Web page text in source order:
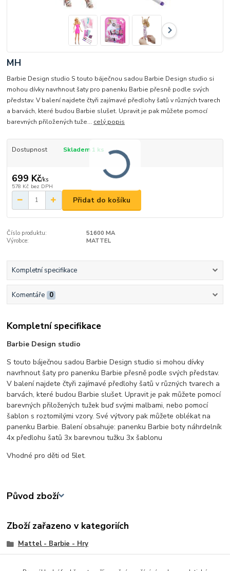
MH
Barbie Design studio S touto báječnou sadou Barbie Design studio si
mohou dívky navrhnout šaty pro panenku Barbie přesně podle svých
představ. V balení najdete čtyři zajímavé předlohy šatů v různých tvarech
a barvách, které budou Barbie slušet. Upravit je pak můžete pomocí
barevných přiložených tuže... celý popis
Dostupnost Skladem 1 ks
699 Kč/ks
578 Kč bez DPH
Přidat do košíku
Číslo produktu:
51600 MA
Výrobce:
MATTEL
Kompletní specifikace
Komentáře 0
Kompletní specifikace
Barbie Design studio
S touto báječnou sadou Barbie Design studio si mohou dívky
navrhnout šaty pro panenku Barbie přesně podle svých představ.
V balení najdete čtyři zajímavé předlohy šatů v různých tvarech a
barvách, které budou Barbie slušet. Upravit je pak můžete pomocí
barevných přiložených tužek buď svými malbami, nebo pomocí
šablon s roztomilými vzory. Své výtvory pak můžete oblékat na
panenku Barbie. Balení obsahuje: panenku Barbie boty náhrdelník
4x předlohu šatů 3x barevnou tužku 3x šablonu
Vhodné pro děti od 5let.
Původ zboží
Zboží zařazeno v kategoriích
Mattel - Barbie - Hry